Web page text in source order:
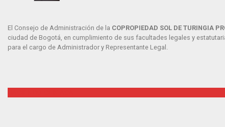
El Consejo de Administración de la COPROPIEDAD SOL DE TURINGIA
ciudad de Bogotá, en cumplimiento de sus facultades legales y
para el cargo de Administrador y Representante Legal.